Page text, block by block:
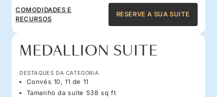
COMODIDADES E
RECURSOS
RESERVE A SUA SUITE
MEDALLION SUITE
DESTAQUES DA CATEGORIA
Convés 10, 11 de 11
Tamanho da suíte 538 sq ft